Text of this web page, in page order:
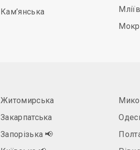
Кам’янська
Житомирська
Закарпатська
Запорізька 📢